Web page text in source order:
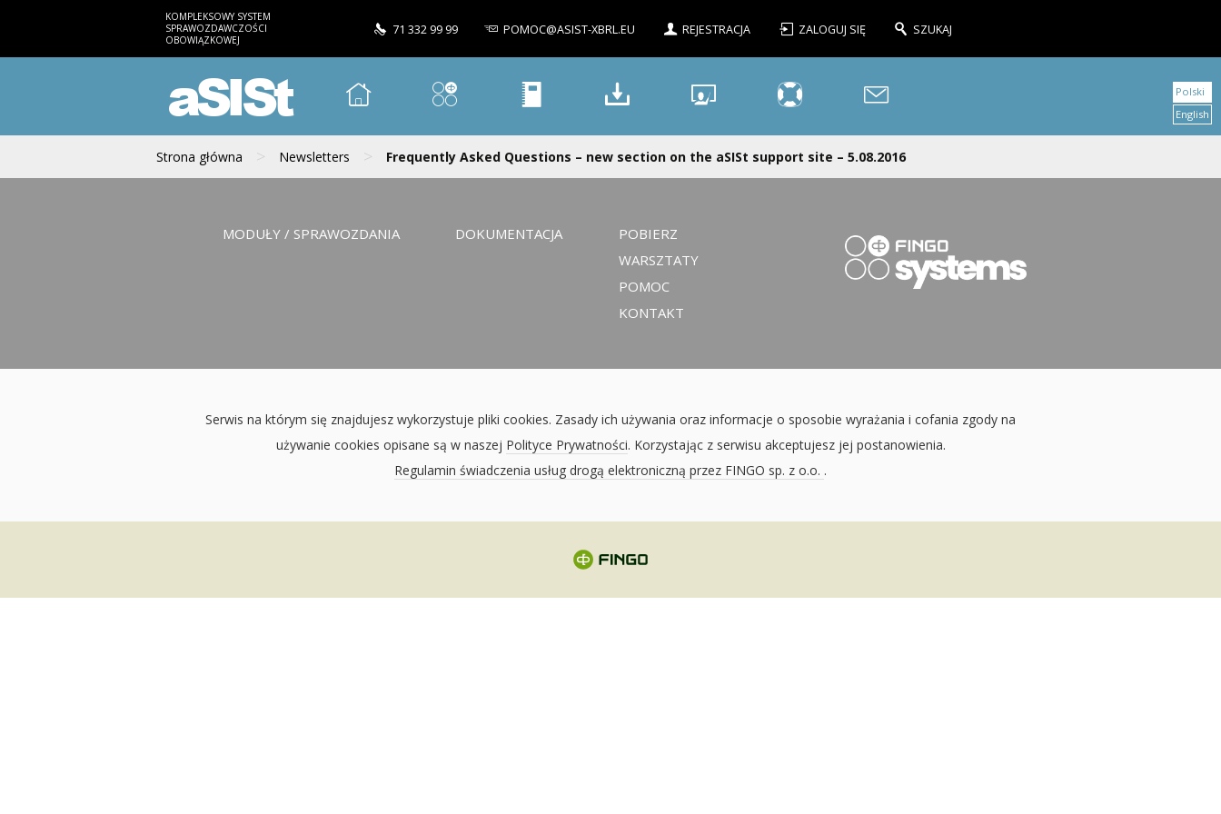
KOMPLEKSOWY SYSTEM
SPRAWOZDAWCZOŚCI
OBOWIĄZKOWEJ
71 332 99 99 POMOC@ASIST-XBRL.EU REJESTRACJA ZALOGUJ SIĘ SZUKAJ
aSISt
Strona główna > Newsletters > Frequently Asked Questions – new section on the aSISt support site – 5.08.2016
Polski
English
MODUŁY / SPRAWOZDANIA DOKUMENTACJA
POBIERZ
WARSZTATY
POMOC
KONTAKT
Serwis na którym się znajdujesz wykorzystuje pliki cookies. Zasady ich używania oraz informacje o sposobie wyrażania i cofania zgody na
używanie cookies opisane są w naszej Polityce Prywatności. Korzystając z serwisu akceptujesz jej postanowienia.
Regulamin świadczenia usług drogą elektroniczną przez FINGO sp. z o.o. .